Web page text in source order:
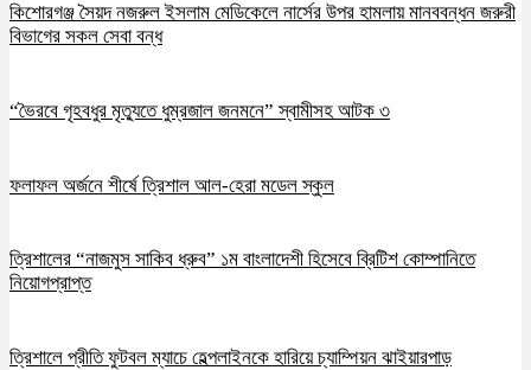
কিশোরগঞ্জ সৈয়দ নজরুল ইসলাম মেডিকেলে নার্সের উপর হামলায় মানববন্ধন জরুরী
বিভাগের সকল সেবা বন্ধ
“ভৈরবে গৃহবধুর মৃত্যুতে ধুম্রজাল জনমনে” স্বামীসহ আটক ৩
ফলাফল অর্জনে শীর্ষে ত্রিশাল আল-হেরা মডেল স্কুল
ত্রিশালের “নাজমুস সাকিব ধ্রুব” ১ম বাংলাদেশী হিসেবে ব্রিটিশ কোম্পানিতে
নিয়োগপ্রাপ্ত
ত্রিশালে প্রীতি ফুটবল ম্যাচে হেল্পলাইনকে হারিয়ে চ্যাম্পিয়ন ঝাইয়ারপাড়